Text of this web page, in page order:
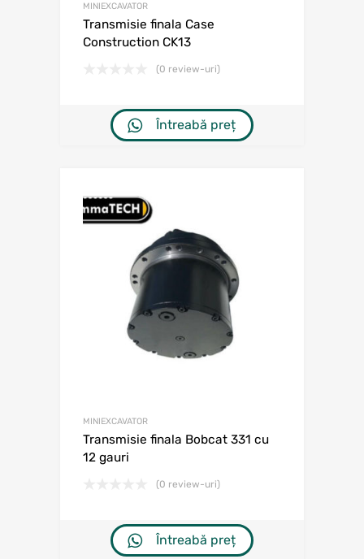
MINIEXCAVATOR
Transmisie finala Case
Construction CK13
(0 review-uri)
Întreabă preț
MINIEXCAVATOR
Transmisie finala Bobcat 331 cu
12 gauri
(0 review-uri)
Întreabă preț